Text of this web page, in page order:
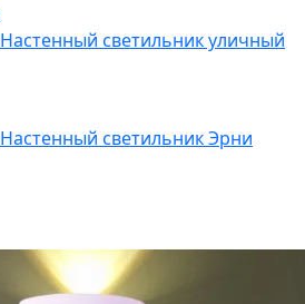
Настенный светильник уличный
Настенный светильник Эрни